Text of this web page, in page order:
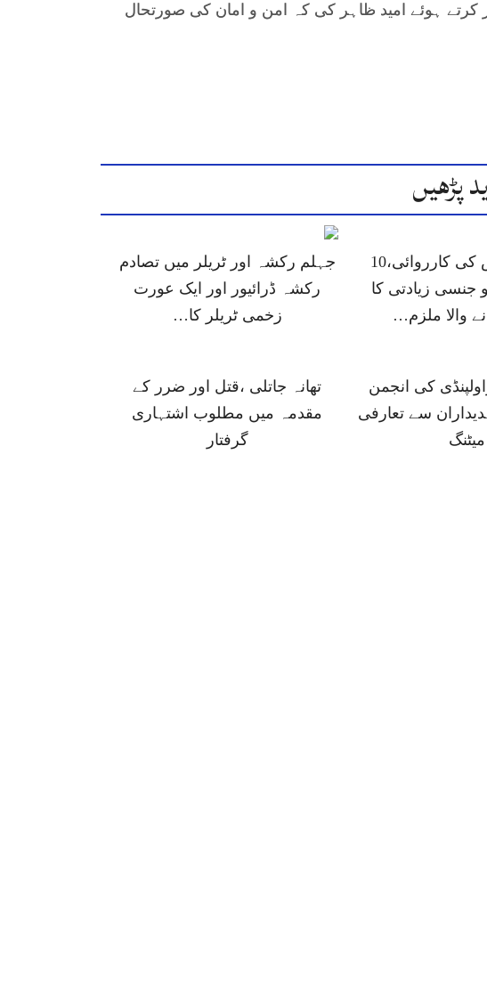
کرتے ہوئے امید ظاہر کی کہ امن و امان کی صورتحال
پڑھیں
جہلم پولیس کی کارروائی،10
جنسی زیادتی کا
والا ملزم…
جہلم رکشہ اور ٹریلر میں تصادم
رکشہ ڈرائیور اور ایک عورت
زخمی ٹریلر کا…
کی انجمن
سے تعارفی
میٹنگ
تھانہ جاتلی ،قتل اور ضرر کے
مقدمہ میں مطلوب اشتہاری
گرفتار